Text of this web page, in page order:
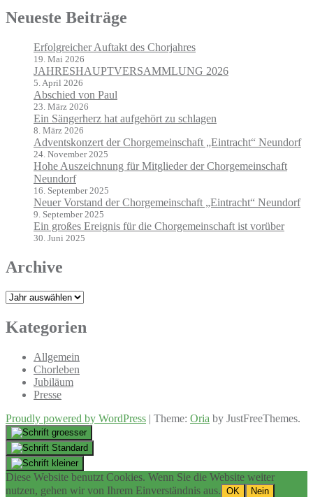
Neueste Beiträge
Erfolgreicher Auftakt des Chorjahres
19. Mai 2026
JAHRESHAUPTVERSAMMLUNG 2026
5. April 2026
Abschied von Paul
23. März 2026
Ein Sängerherz hat aufgehört zu schlagen
8. März 2026
Adventskonzert der Chorgemeinschaft „Eintracht“ Neundorf
24. November 2025
Hohe Auszeichnung für Mitglieder der Chorgemeinschaft
Neundorf
16. September 2025
Neuer Vorstand der Chorgemeinschaft „Eintracht“ Neundorf
9. September 2025
Ein großes Ereignis für die Chorgemeinschaft ist vorüber
30. Juni 2025
Archive
Archiv
Kategorien
Allgemein
Chorleben
Jubiläum
Presse
Proudly powered by WordPress | Theme: Oria by JustFreeThemes.
Diese Website benutzt Cookies. Wenn Sie die Website weiter
nutzen, gehen wir von Ihrem Einverständnis aus. OK Nein